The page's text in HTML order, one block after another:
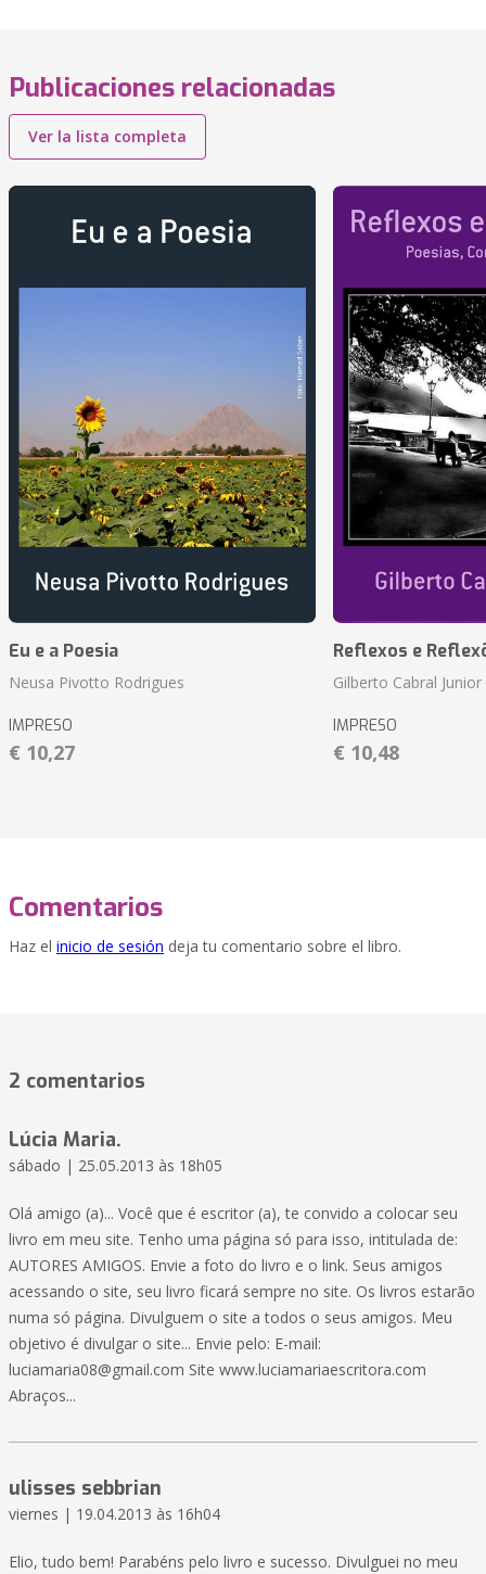
Publicaciones relacionadas
Ver la lista completa
Eu e a Poesia
Neusa Pivotto Rodrigues
IMPRESO
€ 10,27
Reflexos e
Gilberto Cabral Junior
IMPRESO
€ 10,48
Comentarios
Haz el inicio de sesión deja tu comentario sobre el libro.
2 comentarios
Lúcia Maria.
sábado | 25.05.2013 às 18h05
Olá amigo (a)... Você que é escritor (a), te convido a colocar seu
livro em meu site. Tenho uma página só para isso, intitulada de:
AUTORES AMIGOS. Envie a foto do livro e o link. Seus amigos
acessando o site, seu livro ficará sempre no site. Os livros estarão
numa só página. Divulguem o site a todos o seus amigos. Meu
objetivo é divulgar o site... Envie pelo: E-mail:
luciamaria08@gmail.com Site www.luciamariaescritora.com
Abraços...
ulisses sebbrian
viernes | 19.04.2013 às 16h04
Elio, tudo bem! Parabéns pelo livro e sucesso. Divulguei no meu